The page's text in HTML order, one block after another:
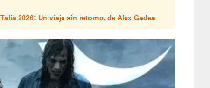
Talía 2026: Un viaje sin retorno, de Alex Gadea